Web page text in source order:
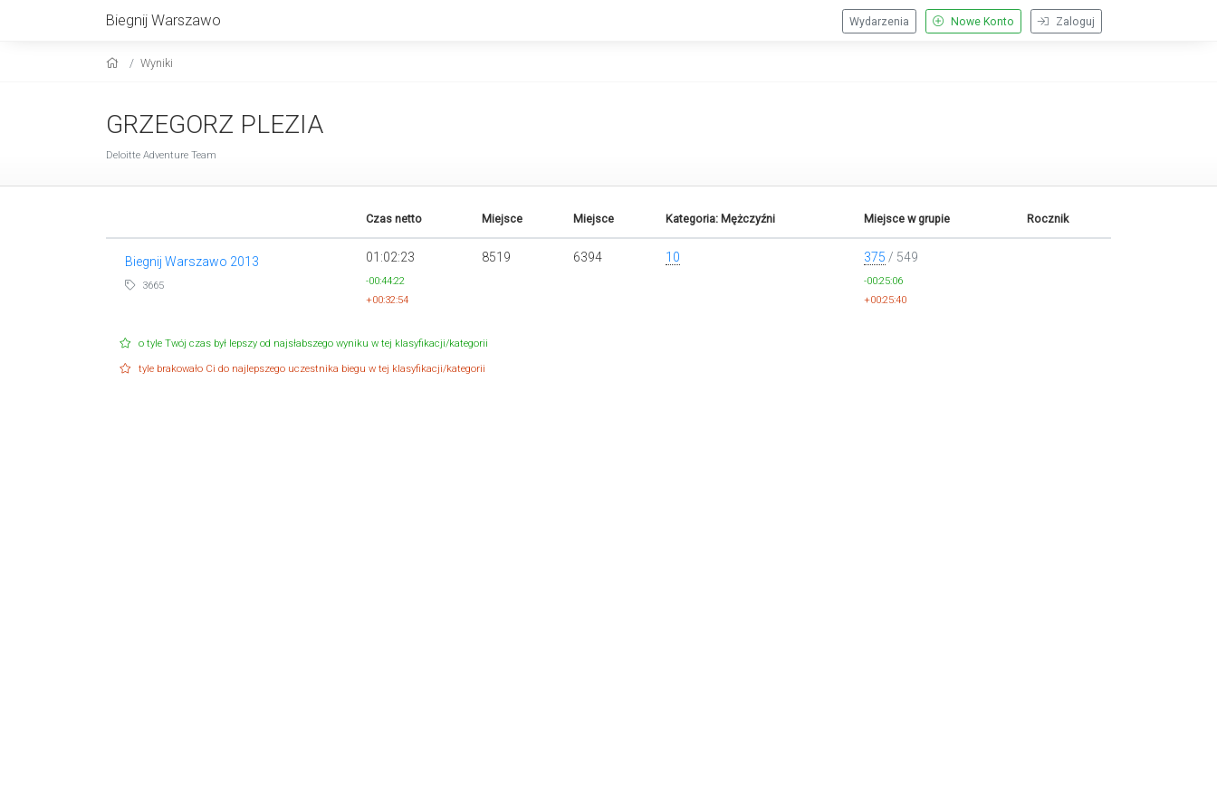
Biegnij Warszawo Zaloguj
Nowe Konto
Wydarzenia
Wyniki
GRZEGORZ PLEZIA
Deloitte Adventure Team
Czas netto Miejsce Miejsce Kategoria: Mężczyźni Miejsce w grupie Rocznik
Biegnij Warszawo 2013
3665
01:02:23
-00:44:22
+00:32:54
8519 6394 10 375 / 549
-00:25:06
+00:25:40
o tyle Twój czas był lepszy od najsłabszego wyniku w tej klasyfikacji/kategorii
tyle brakowało Ci do najlepszego uczestnika biegu w tej klasyfikacji/kategorii